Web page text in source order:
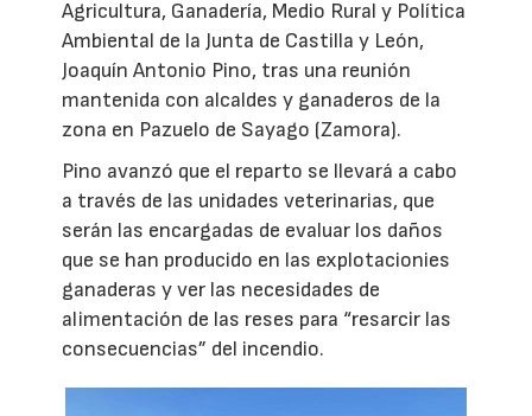
Agricultura, Ganadería, Medio Rural y Política
Ambiental de la Junta de Castilla y León,
Joaquín Antonio Pino, tras una reunión
mantenida con alcaldes y ganaderos de la
zona en Pazuelo de Sayago (Zamora).
Pino avanzó que el reparto se llevará a cabo
a través de las unidades veterinarias, que
serán las encargadas de evaluar los daños
que se han producido en las explotacionies
ganaderas y ver las necesidades de
alimentación de las reses para “resarcir las
consecuencias” del incendio.